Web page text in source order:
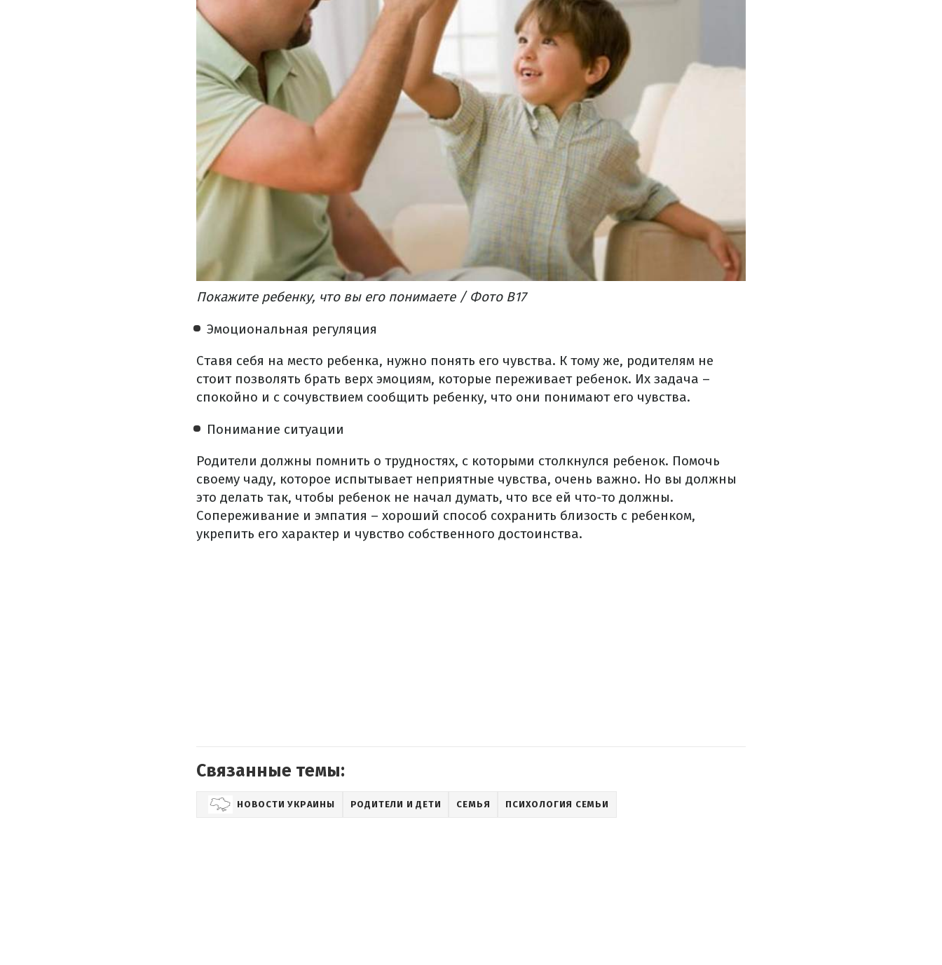
Покажите ребенку, что вы его понимаете / Фото B17
Эмоциональная регуляция
Ставя себя на место ребенка, нужно понять его чувства. К тому же, родителям не
стоит позволять брать верх эмоциям, которые переживает ребенок. Их задача –
спокойно и с сочувствием сообщить ребенку, что они понимают его чувства.
Понимание ситуации
Родители должны помнить о трудностях, с которыми столкнулся ребенок. Помочь
своему чаду, которое испытывает неприятные чувства, очень важно. Но вы должны
это делать так, чтобы ребенок не начал думать, что все ей что-то должны.
Сопереживание и эмпатия – хороший способ сохранить близость с ребенком,
укрепить его характер и чувство собственного достоинства.
Связанные темы:
НОВОСТИ УКРАИНЫ РОДИТЕЛИ И ДЕТИ СЕМЬЯ ПСИХОЛОГИЯ СЕМЬИ